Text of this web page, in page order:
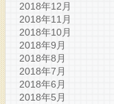
2018年12月
2018年11月
2018年10月
2018年9月
2018年8月
2018年7月
2018年6月
2018年5月